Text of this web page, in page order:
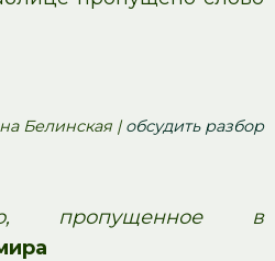
Белинская |обсудить разбор
пропущенное в